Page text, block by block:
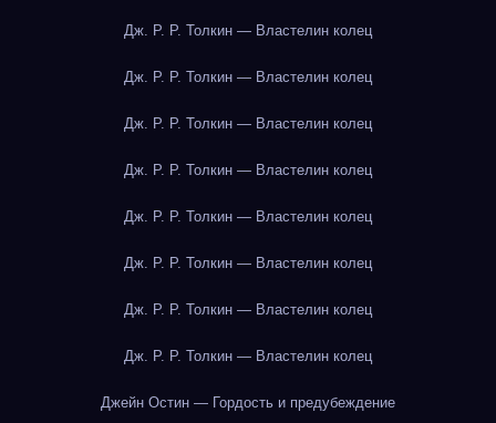
Дж. Р. Р. Толкин — Властелин колец
Дж. Р. Р. Толкин — Властелин колец
Дж. Р. Р. Толкин — Властелин колец
Дж. Р. Р. Толкин — Властелин колец
Дж. Р. Р. Толкин — Властелин колец
Дж. Р. Р. Толкин — Властелин колец
Дж. Р. Р. Толкин — Властелин колец
Дж. Р. Р. Толкин — Властелин колец
Джейн Остин — Гордость и предубеждение